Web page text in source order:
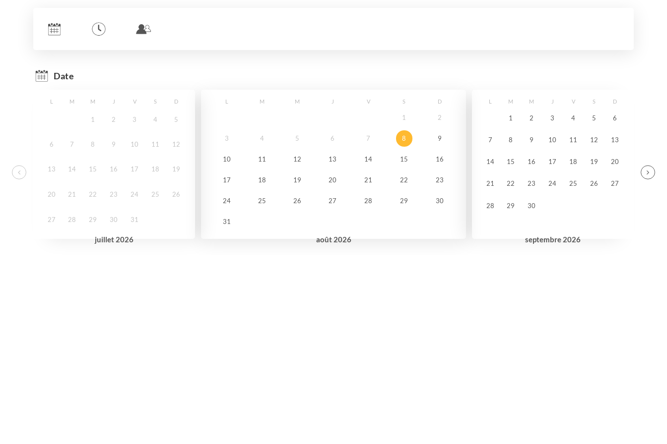
Date
juillet 2026
L M M J V S D
1 2 3 4 5
6 7 8 9 10 11 12
13 14 15 16 17 18 19
20 21 22 23 24 25 26
27 28 29 30 31
août 2026
L M M J V S D
1 2
3 4 5 6 7 8 9
10 11 12 13 14 15 16
17 18 19 20 21 22 23
24 25 26 27 28 29 30
31
septembre 2026
L M M J V S D
1 2 3 4 5 6
7 8 9 10 11 12 13
14 15 16 17 18 19 20
21 22 23 24 25 26 27
28 29 30